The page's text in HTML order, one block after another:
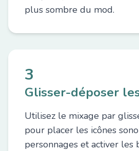
plus sombre du mod.
3
Glisser-déposer
Utilisez le mixage par
pour placer les icônes
personnages et activer les